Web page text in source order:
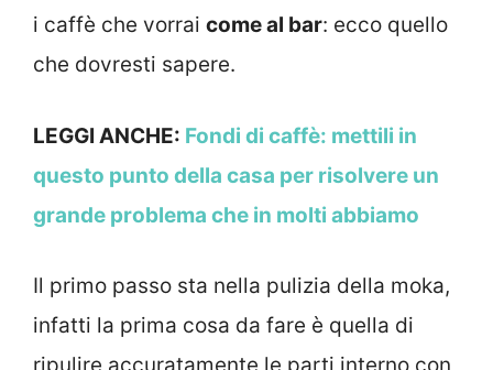
i caffè che vorrai come al bar: ecco quello
che dovresti sapere.
LEGGI ANCHE: Fondi di caffè: mettili in
questo punto della casa per risolvere un
grande problema che in molti abbiamo
Il primo passo sta nella pulizia della moka,
infatti la prima cosa da fare è quella di